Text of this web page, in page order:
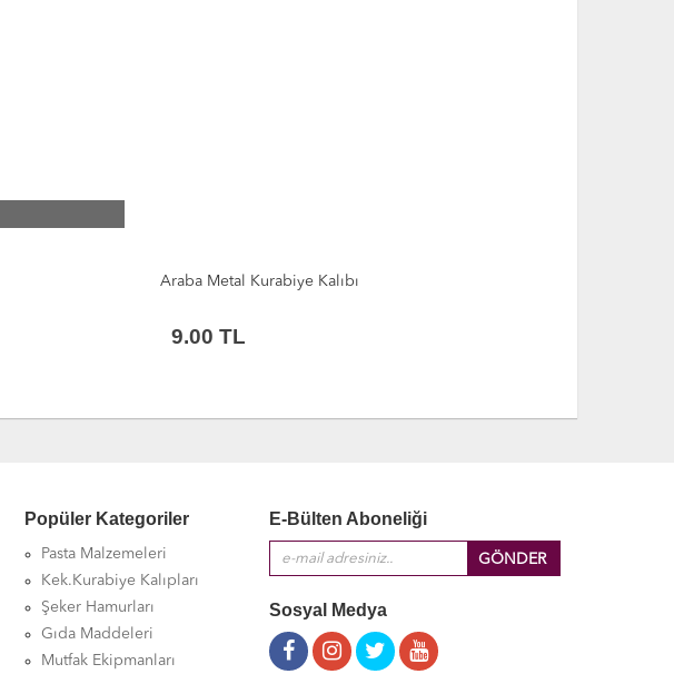
Diş Figürlü Metal Kurabiye Kalıbı
9.00 TL
Popüler Kategoriler
Pasta Malzemeleri
Kek.Kurabiye Kalıpları
Şeker Hamurları
Gıda Maddeleri
Mutfak Ekipmanları
E-Bülten Aboneliği
Sosyal Medya